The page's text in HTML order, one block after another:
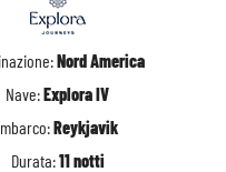
Nord America
Nave:Explora IV
Reykjavik
Durata:11 notti